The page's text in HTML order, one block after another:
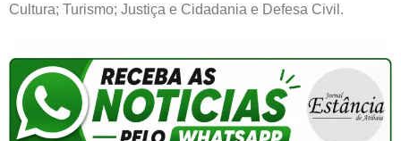
Cultura; Turismo; Justiça e Cidadania e Defesa Civil.